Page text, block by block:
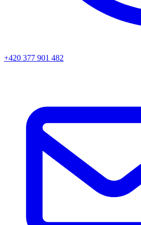
+420 377 901 482